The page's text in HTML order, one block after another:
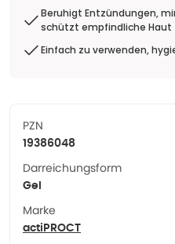
Beruhigt Entzündungen,
schützt empfindliche Haut
Einfach zu verwenden,
PZN
19386048
Darreichungsform
Gel
Marke
actiPROCT